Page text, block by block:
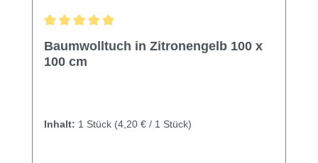
Baumwolltuch in Zitronengelb 100 x
100 cm
Inhalt: 1 Stück (4,20 € / 1 Stück)